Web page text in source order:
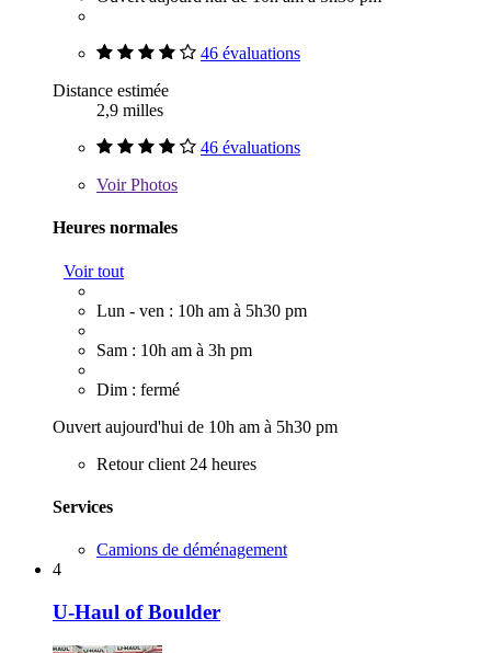
46 évaluations
Distance estimée
2,9 milles
46 évaluations
VoirPhotos
Heures normales
Voir tout
Lun - ven : 10h am à 5h30 pm
Sam : 10h am à 3h pm
Dim : fermé
Ouvert aujourd'hui de 10h am à 5h30 pm
Retour client 24 heures
Services
Camions de déménagement
4
U-Haul of Boulder